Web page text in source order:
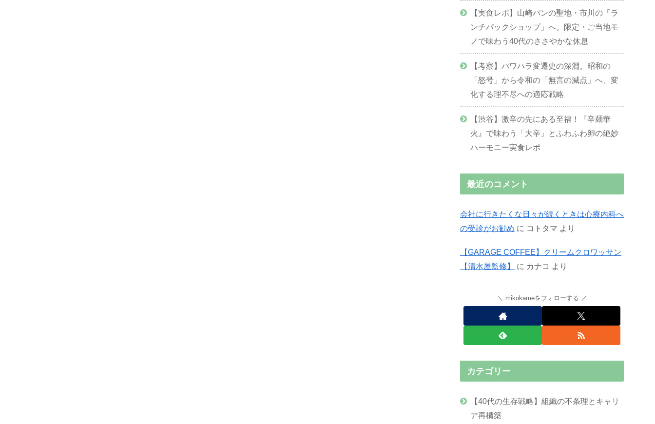
【実食レポ】山崎パンの聖地・市川の「ラ
ンチパックショップ」へ。限定・ご当地モ
ノで味わう40代のささやかな休息
【考察】パワハラ変遷史の深淵。昭和の
「怒号」から令和の「無言の減点」へ、変
化する理不尽への適応戦略
【渋谷】激辛の先にある至福！『辛麺華
火』で味わう「大辛」とふわふわ卵の絶妙
ハーモニー実食レポ
最近のコメント
会社に行きたくな日々が続くときは心療内科へ
の受診がお勧め に コトタマ より
【GARAGE COFFEE】クリームクロワッサン
【清水屋監修】
に カナコ より
mikokameをフォローする
カテゴリー
【40代の生存戦略】組織の不条理とキャリ
ア再構築